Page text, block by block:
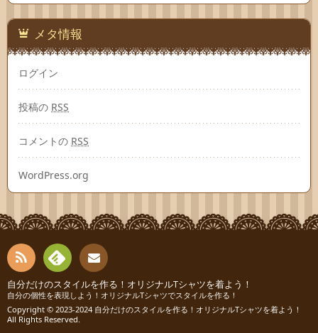
メタ情報
ログイン
投稿の RSS
コメントの RSS
WordPress.org
RSS
Fee
dly
お問
い合
自分だけのスタイルを作る！オリジナルTシャツを着よう！
自分の個性を表現しよう！オリジナルTシャツでスタイルを作る！
Copyright © 2023-2024 自分だけのスタイルを作る！オリジナルTシャツを着よう！
All Rights Reserved.